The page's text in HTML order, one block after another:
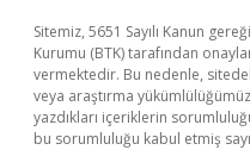
Sitemiz, 5651 Sayılı Kanun
Kurumu (BTK) tarafından
vermektedir. Bu nedenle,
veya araştırma
yazdıkları içeriklerin
bu sorumluluğu kabul etmiş